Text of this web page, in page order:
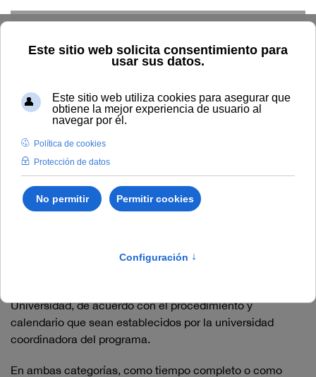
Home Doctorado Matrícula
Matrícula
Una vez hecha efectiva la admisión en el programa de
doctorado, los doctorandos, tanto a tiempo completo
la matrícula en tutela académica y, en su caso, en los
Universidad, de acuerdo con el procedimiento y
calendario que sean establecidos por la universidad
coordinadora del programa.
En ambas categorías, como tiempo completo o como